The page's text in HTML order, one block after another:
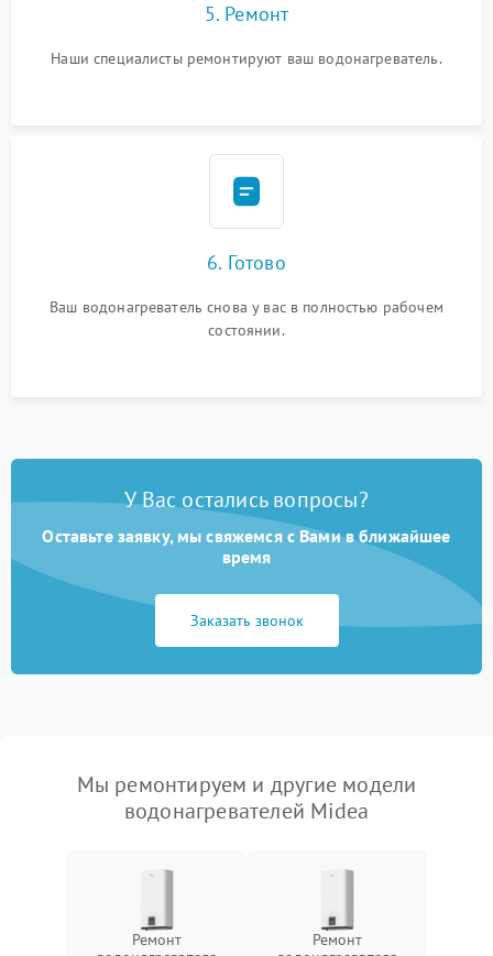
5. Ремонт
Наши специалисты ремонтируют ваш водонагреватель.
6. Готово
Ваш водонагреватель снова у вас в полностью рабочем
состоянии.
У Вас остались вопросы?
Оставьте заявку, мы свяжемся с Вами в ближайшее
время
Заказать звонок
Мы ремонтируем и другие модели
водонагревателей Midea
Ремонт
Ремонт